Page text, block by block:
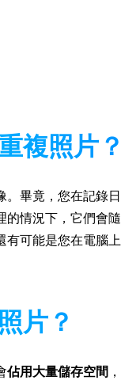
複照片？
。畢竟，您在記錄
情況下，它們會
有可能是您在電腦上
片？
佔用大量儲存空間 ，